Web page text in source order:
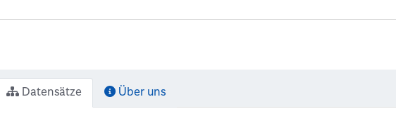
Datensätze Über uns